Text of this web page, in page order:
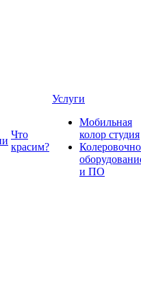
Что
красим?
Услуги
Мобильная
колор студия
и ПО